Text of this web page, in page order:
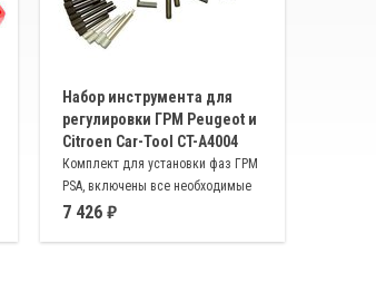
Набор инструмента для
регулировки ГРМ Peugeot и
Citroen Car-Tool CT-A4004
Комплект для установки фаз ГРМ
PSA, включены все необходимые
инструменты, для замены ремня
7 426